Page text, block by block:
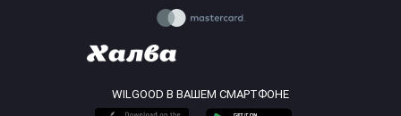
WILGOOD В ВАШЕМ СМАРТФОНЕ